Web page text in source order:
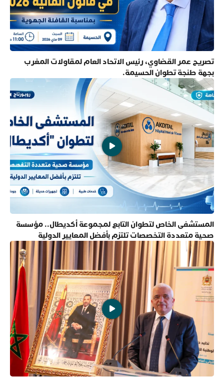
تصريح عمر القضاوي، رئيس الاتحاد العام لمقاولات المغرب
بجهة طنجة تطوان الحسيمة.
المستشفى الخاص لتطوان التابع لمجموعة أكديطال.. مؤسسة
صحية متعددة التخصصات تلتزم بأفضل المعايير الدولية